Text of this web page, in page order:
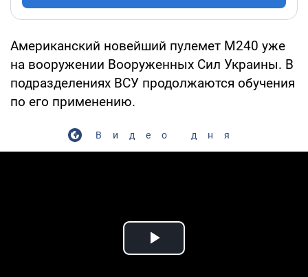
Американский новейший пулемет М240 уже
на вооружении Вооруженных Сил Украины. В
подразделениях ВСУ продолжаются обучения
по его применению.
Видео дня
Play Video